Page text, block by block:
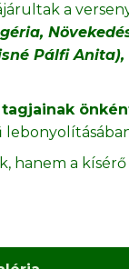
a
Pálfi
hanem a